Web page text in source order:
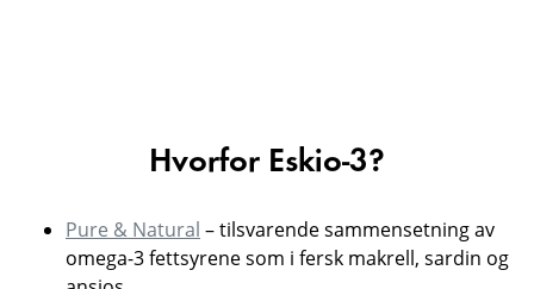
Hvorfor Eskio-3?
Pure & Natural – tilsvarende sammensetning av
omega-3 fettsyrene som i fersk makrell, sardin og